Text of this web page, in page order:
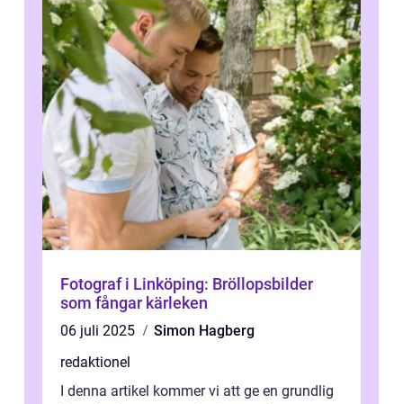
Fotograf i Linköping: Bröllopsbilder
som fångar kärleken
06 juli 2025
Simon Hagberg
redaktionel
I denna artikel kommer vi att ge en grundlig